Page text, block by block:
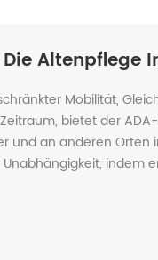
Altenpflege
Mobilität,
bietet der
und an anderen
indem